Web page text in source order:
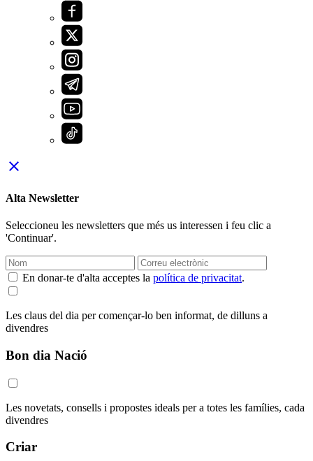
close
Alta Newsletter
Seleccioneu les newsletters que més us interessen i feu clic a
'Continuar'.
En donar-te d'alta acceptes la política de privacitat.
Les claus del dia per començar-lo ben informat, de dilluns a
divendres
Bon dia Nació
Les novetats, consells i propostes ideals per a totes les famílies, cada
divendres
Criar